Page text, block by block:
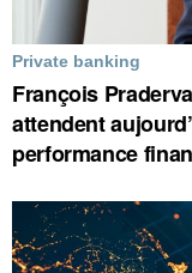
Private banking
François
attendent
performance